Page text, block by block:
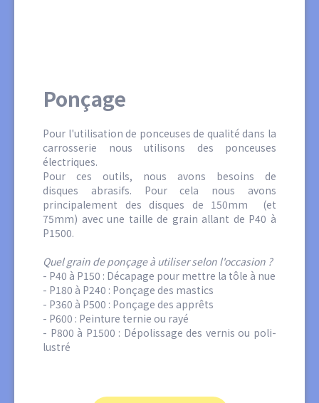
Ponçage
Pour l'utilisation de ponceuses de qualité dans la
carrosserie nous utilisons des ponceuses
électriques.
Pour ces outils, nous avons besoins de
disques abrasifs. Pour cela nous avons
principalement des disques de 150mm (et
75mm) avec une taille de grain allant de P40 à
P1500.
Quel grain de ponçage à utiliser selon l'occasion ?
- P40 à P150 : Décapage pour mettre la tôle à nue
- P180 à P240 : Ponçage des mastics
- P360 à P500 : Ponçage des apprêts
- P600 : Peinture ternie ou rayé
- P800 à P1500 : Dépolissage des vernis ou poli-
lustré